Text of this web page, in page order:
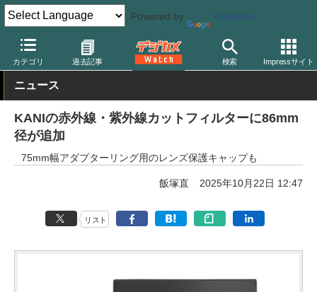
Powered by Translate
カテゴリ 過去記事 検索 Impressサイト
デジカメ Watch レンズ レンズフィルター カニ
ニュース
KANIの赤外線・紫外線カットフィルターに86mm
径が追加
75mm幅アダプターリング用のレンズ保護キャップも
飯塚直 2025年10月22日 12:47
リスト